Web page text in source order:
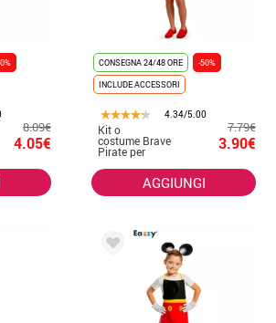
8.09€
4.05€
CONSEGNA 24/48 ORE
-50%
INCLUDE ACCESSORI
4.34/5.00
Kit o
costume Brave
Pirate per
bambina
7.79€
3.90€
AGGIUNGI